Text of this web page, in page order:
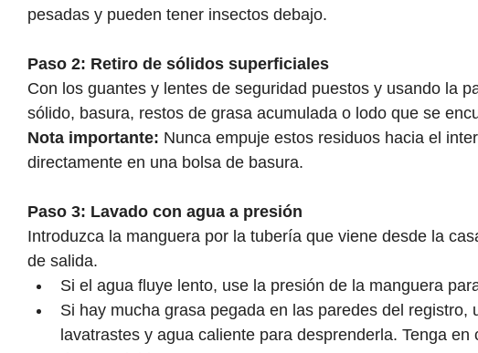
pesadas y pueden tener insectos debajo.
Paso 2: Retiro de sólidos superficiales
Con los guantes y lentes de seguridad puestos y usando la
sólido, basura, restos de grasa acumulada o lodo que se
Nota importante: Nunca empuje estos residuos hacia el
directamente en una bolsa de basura.
Paso 3: Lavado con agua a presión
Introduzca la manguera por la tubería que viene desde la
de salida.
Si el agua fluye lento, use la presión de la manguera
Si hay mucha grasa pegada en las paredes del registro,
lavatrastes y agua caliente para desprenderla. Tenga